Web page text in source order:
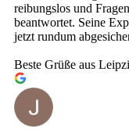
reibungslos und
beantwortet. Seine
jetzt rundum
Beste Grüße aus